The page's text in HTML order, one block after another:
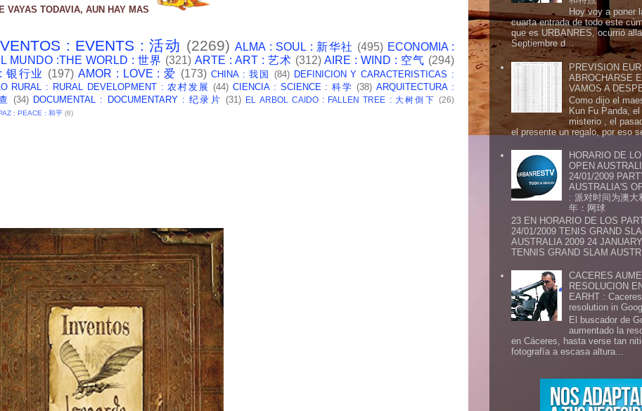
VAYAS TODAVIA, AUN HAY MAS
: EVENTS : 活动 (2269) ALMA : SOUL : 新华社 (495) ECONOMIA :
MUNDO :THE WORLD : 世界 (321) ARTE : ART : 艺术 (312) AIRE : WIND : 空气 (294)
银行业 (197) AMOR : LOVE : 爱 (173) CHINA : 我国 (84) DEFINICION Y CARACTERISTICAS :
RURAL : RURAL DEVELOPMENT : 农村发展 (44) CIENCIA : SCIENCE : 科学 (38) ARQUITECTURA :
(34) DOCUMENTAL : DOCUMENTARY : 纪录片 (31) EL ARBOL CAIDO : FALLEN TREE : 大树倒下 (26)
: PEACE : 和平 (6)
Hoy voy a poner
cuarta entrada de todo este
que es URBANRES, ocurrió
Septiembre d...
PREVISION
ABROCHARSE
VAMOS A
Como dijo el
Kun Fu Panda,
misterio , el
el presente un regalo, por eso
HORARIO DE
OPEN
24/01/2009
AUSTRALIA'S
: 派对时间为澳大
年：网球
23 EN HORARIO DE LOS
24/01/2009 TENIS GRAND
AUSTRALIA 2009 24
TENNIS GRAND SLAM
CACERES
RESOLUCION
EARHT :
resolution in
El buscador de
aumentado la
en Cáceres, hasta verse tan
fotografía a escasa altura...